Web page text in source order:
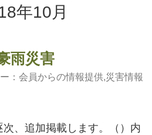
年10月
雨災害
： 会員からの情報提供,災害情報
次、追加掲載します。（）内